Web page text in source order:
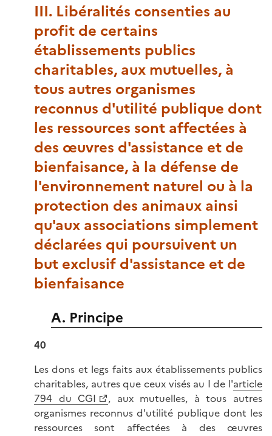
III. Libéralités consenties au
profit de certains
établissements publics
charitables, aux mutuelles, à
tous autres organismes
reconnus d'utilité publique dont
les ressources sont affectées à
des œuvres d'assistance et de
bienfaisance, à la défense de
l'environnement naturel ou à la
protection des animaux ainsi
qu'aux associations simplement
déclarées qui poursuivent un
but exclusif d'assistance et de
bienfaisance
A. Principe
40
Les dons et legs faits aux établissements publics
charitables, autres que ceux visés au I de l'article
794 du CGI
, aux mutuelles, à tous autres
organismes reconnus d'utilité publique dont les
ressources sont affectées à des œuvres